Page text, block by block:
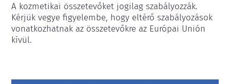
A kozmetikai összetevőket jogilag szabályozzák.
Kérjük vegye figyelembe, hogy eltérő szabályozások
vonatkozhatnak az összetevőkre az Európai Unión
kívül.